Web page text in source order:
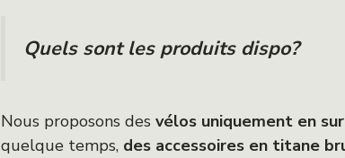
Quels sont les produits dispo?
Nous proposons des vélos uniquement en
quelque temps, des accessoires en titane